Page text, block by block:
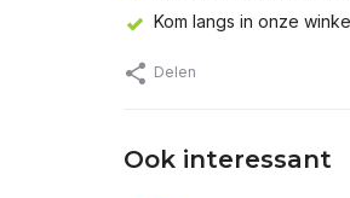
Kom langs in onze
Delen
Ook interessant